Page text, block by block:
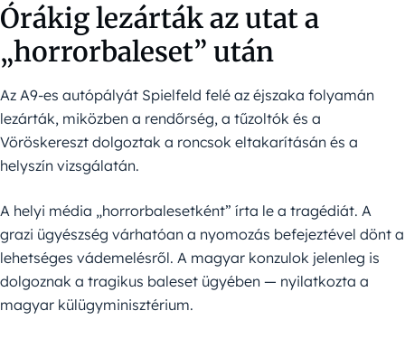
Órákig lezárták az utat a
„horrorbaleset” után
Az A9-es autópályát Spielfeld felé az éjszaka folyamán
lezárták, miközben a rendőrség, a tűzoltók és a
Vöröskereszt dolgoztak a roncsok eltakarításán és a
helyszín vizsgálatán.
A helyi média „horrorbalesetként” írta le a tragédiát. A
grazi ügyészség várhatóan a nyomozás befejeztével dönt a
lehetséges vádemelésről. A magyar konzulok jelenleg is
dolgoznak a tragikus baleset ügyében — nyilatkozta a
magyar külügyminisztérium.